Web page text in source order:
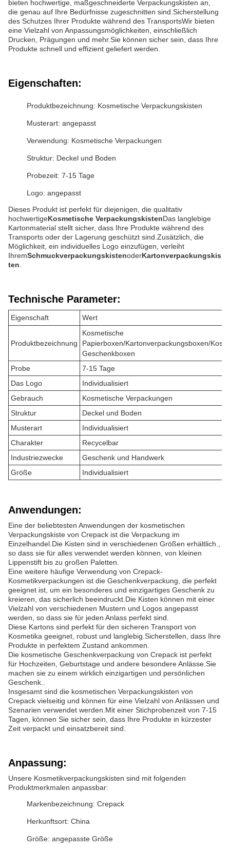
bieten hochwertige, maßgeschneiderte Verpackungskisten an,
die genau auf Ihre Bedürfnisse zugeschnitten sind.Sicherstellung
des Schutzes Ihrer Produkte während des TransportsWir bieten
eine Vielzahl von Anpassungsmöglichkeiten, einschließlich
Drucken, Prägungen und mehr.Sie können sicher sein, dass Ihre
Produkte schnell und effizient geliefert werden.
Eigenschaften:
Produktbezeichnung: Kosmetische Verpackungskisten
Musterart: angepasst
Verwendung: Kosmetische Verpackungen
Struktur: Deckel und Boden
Probezeit: 7-15 Tage
Logo: angepasst
Dieses Produkt ist perfekt für diejenigen, die qualitativ
hochwertigeKosmetische VerpackungskistenDas langlebige
Kartonmaterial stellt sicher, dass Ihre Produkte während des
Transports oder der Lagerung geschützt sind.Zusätzlich, die
Möglichkeit, ein individuelles Logo einzufügen, verleiht
IhremSchmuckverpackungskistenoderKartonverpackungskis
ten
Technische Parameter:
Eigenschaft Wert
Produktbezeichnung
Kosmetische
Papierboxen/Kartonverpackungsboxen/
Geschenkboxen
Probe
7-15 Tage
Das Logo
Individualisiert
Gebrauch
Kosmetische Verpackungen
Struktur
Deckel und Boden
Musterart
Individualisiert
Charakter
Recycelbar
Industriezwecke
Geschenk und Handwerk
Größe
Individualisiert
Anwendungen:
Eine der beliebtesten Anwendungen der kosmetischen
Verpackungskiste von Crepack ist die Verpackung im
Einzelhandel.Die Kisten sind in verschiedenen Größen erhältlich.,
so dass sie für alles verwendet werden können, von kleinen
Lippenstift bis zu großen Paletten.
Eine weitere häufige Verwendung von Crepack-
Kosmetikverpackungen ist die Geschenkverpackung, die perfekt
geeignet ist, um ein besonderes und einzigartiges Geschenk zu
kreieren, das sicherlich beeindruckt.Die Kisten können mit einer
Vielzahl von verschiedenen Mustern und Logos angepasst
werden, so dass sie für jeden Anlass perfekt sind.
Diese Kartons sind perfekt für den sicheren Transport von
Kosmetika geeignet, robust und langlebig.Sicherstellen, dass Ihre
Produkte in perfektem Zustand ankommen.
Die kosmetische Geschenkverpackung von Crepack ist perfekt
für Hochzeiten, Geburtstage und andere besondere Anlässe.Sie
machen sie zu einem wirklich einzigartigen und persönlichen
Geschenk..
Insgesamt sind die kosmetischen Verpackungskisten von
Crepack vielseitig und können für eine Vielzahl von Anlässen und
Szenarien verwendet werden.Mit einer Stichprobenzeit von 7-15
Tagen, können Sie sicher sein, dass Ihre Produkte in kürzester
Zeit verpackt und einsatzbereit sind.
Anpassung:
Unsere Kosmetikverpackungskisten sind mit folgenden
Produktmerkmalen anpassbar:
Markenbezeichnung: Crepack
Herkunftsort: China
Größe: angepasste Größe